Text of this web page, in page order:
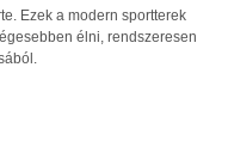
Ezek a modern sportterek
élni, rendszeresen